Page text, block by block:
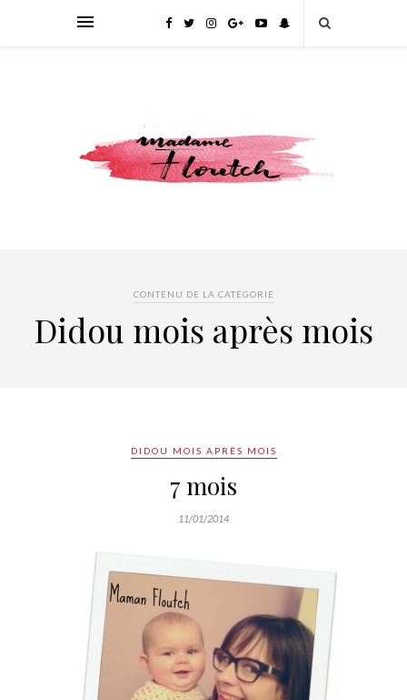
CONTENU DE LA CATÉGORIE
Didou mois après mois
DIDOU MOIS APRÈS MOIS
7 mois
11/01/2014